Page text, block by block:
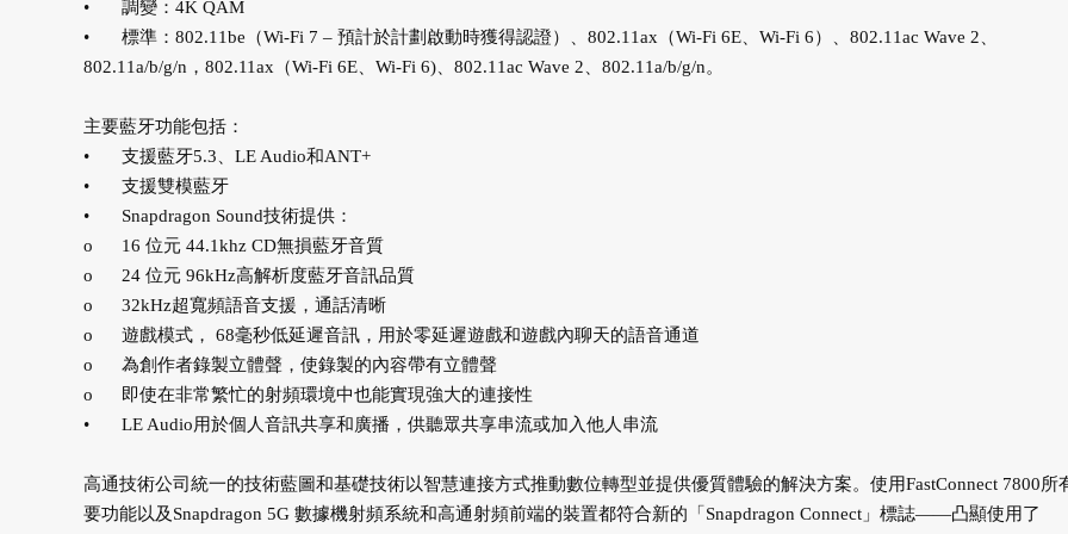
•
調變：4K QAM
•
標準：802.11be（Wi-Fi 7 – 預計於計劃啟動時獲得認證）、802.11ax（Wi-Fi 6E、Wi-Fi 6）、802.11ac Wave 2、
802.11a/b/g/n，802.11ax（Wi-Fi 6E、Wi-Fi 6)、802.11ac Wave 2、802.11a/b/g/n。
主要藍牙功能包括：
•
支援藍牙5.3、LE Audio和ANT+
•
支援雙模藍牙
•
Snapdragon Sound技術提供：
o
16 位元 44.1khz CD無損藍牙音質
o
24 位元 96kHz高解析度藍牙音訊品質
o
32kHz超寬頻語音支援，通話清晰
o
遊戲模式， 68毫秒低延遲音訊，用於零延遲遊戲和遊戲內聊天的語音通道
o
為創作者錄製立體聲，使錄製的內容帶有立體聲
o
即使在非常繁忙的射頻環境中也能實現強大的連接性
•
LE Audio用於個人音訊共享和廣播，供聽眾共享串流或加入他人串流
高通技術公司統一的技術藍圖和基礎技術以智慧連接方式推動數位轉型並提供優質體驗的解決方案。使用FastConnect 7800所
要功能以及Snapdragon 5G 數據機射頻系統和高通射頻前端的裝置都符合新的「Snapdragon Connect」標誌——凸顯使用了